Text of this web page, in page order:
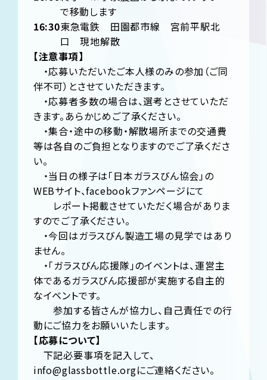
で移動します
16:30東急電鉄 田園都市線 宮前平駅北
口 現地解散
【注意事項】
・応募いただいたご本人様のみの参加（ご同
伴不可）とさせていただきます。
・応募者多数の場合は、選考とさせていただ
きます。あらかじめご了承ください。
・集合・途中の移動・解散場所までの交通費
等は各自のご負担となりますのでご了承くださ
い。
・当日の様子は「日本ガラスびん協会」の
WEBサイト、facebookファンページにて
レポート掲載させていただく場合がありま
すのでご了承ください。
・今回はガラスびん製造工場の見学ではあり
ません。
・「ガラスびん応援隊」のイベントは、運営主
体であるガラスびん応援部が実施する自主的
なイベントです。
参加する皆さんが協力し、自己責任での行
動にご協力をお願いいたします。
【応募について】
下記必要事項を記入して、
info@glassbottle.orgにご連絡ください。